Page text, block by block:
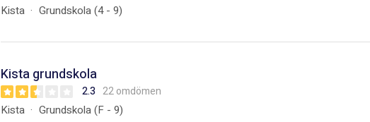
Kista Grundskola (4 - 9)
Kista grundskola
2.3 22 omdömen
Kista Grundskola (F - 9)